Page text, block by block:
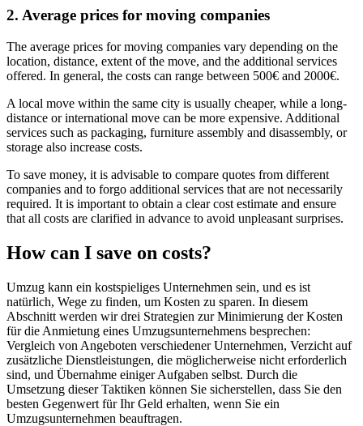
2. Average prices for moving companies
The average prices for moving companies vary depending on the
location, distance, extent of the move, and the additional services
offered. In general, the costs can range between 500€ and 2000€.
A local move within the same city is usually cheaper, while a long-
distance or international move can be more expensive. Additional
services such as packaging, furniture assembly and disassembly, or
storage also increase costs.
To save money, it is advisable to compare quotes from different
companies and to forgo additional services that are not necessarily
required. It is important to obtain a clear cost estimate and ensure
that all costs are clarified in advance to avoid unpleasant surprises.
How can I save on costs?
Umzug kann ein kostspieliges Unternehmen sein, und es ist
natürlich, Wege zu finden, um Kosten zu sparen. In diesem
Abschnitt werden wir drei Strategien zur Minimierung der Kosten
für die Anmietung eines Umzugsunternehmens besprechen:
Vergleich von Angeboten verschiedener Unternehmen, Verzicht auf
zusätzliche Dienstleistungen, die möglicherweise nicht erforderlich
sind, und Übernahme einiger Aufgaben selbst. Durch die
Umsetzung dieser Taktiken können Sie sicherstellen, dass Sie den
besten Gegenwert für Ihr Geld erhalten, wenn Sie ein
Umzugsunternehmen beauftragen.